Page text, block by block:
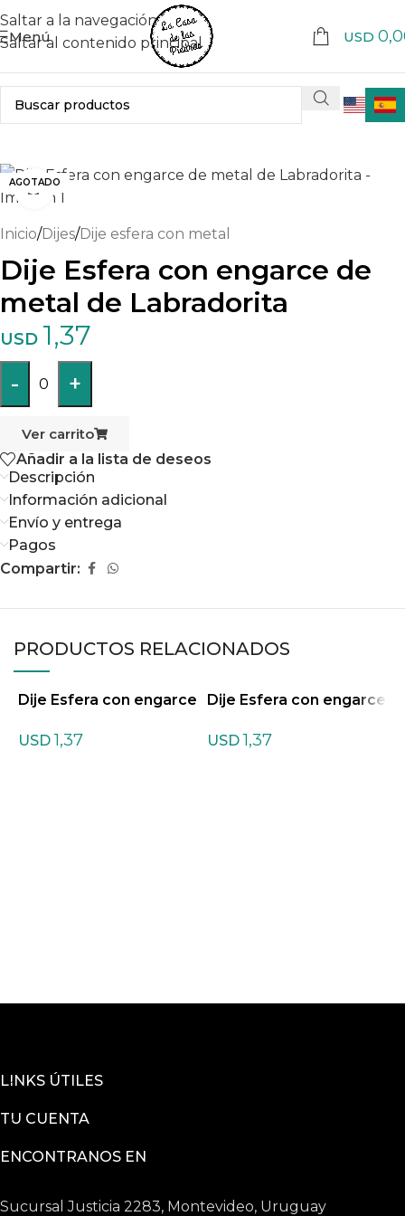
Saltar a la navegación
Saltar al contenido principal
Menú USD
AGOTADOHaga clic para ampliar
Inicio/Dijes/Dije esfera con metal
Dije Esfera con engarce de
metal de Labradorita
USD 1,37
- 0 +
Ver carrito
Añadir a la lista de deseos
Descripción
Información adicional
Envío y entrega
Pagos
Compartir:
PRODUCTOS RELACIONADOS
Dije Esfera con engarce
USD 1,37
Dije Esfera con engarce
Amarilla
USD 1,37
LINKS ÚTILES
TU CUENTA
ENCONTRANOS EN
Sucursal Justicia 2283, Montevideo, Uruguay